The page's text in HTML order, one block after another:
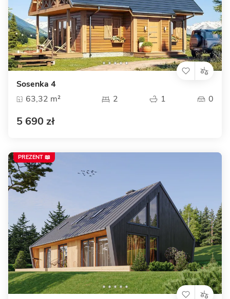
Sosenka 4
63,32 m²
2 1 0
5 690 zł
PREZENT 📖